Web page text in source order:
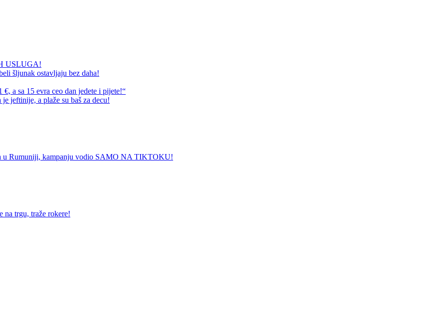
USLUGA!
šljunak ostavljaju bez daha!
a sa 15 evra ceo dan jedete i pijete!“
jeftinije, a plaže su baš za decu!
u Rumuniji, kampanju vodio SAMO NA TIKTOKU!
trgu, traže rokere!